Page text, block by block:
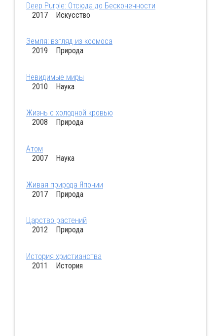
Deep Purple: Отсюда до Бесконечности
2017 Искусство
Земля: взгляд из космоса
2019 Природа
Невидимые миры
2010 Наука
Жизнь с холодной кровью
2008 Природа
Атом
2007 Наука
Живая природа Японии
2017 Природа
Царство растений
2012 Природа
История христианства
2011 История